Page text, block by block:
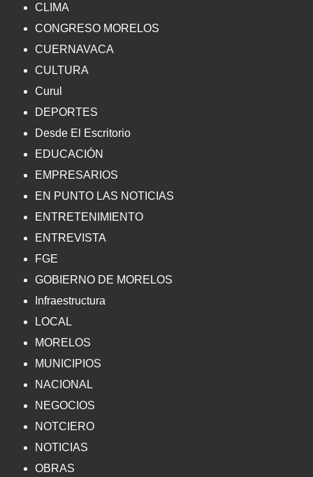
CLIMA
CONGRESO MORELOS
CUERNAVACA
CULTURA
Curul
DEPORTES
Desde El Escritorio
EDUCACIÓN
EMPRESARIOS
EN PUNTO LAS NOTICIAS
ENTRETENIMIENTO
ENTREVISTA
FGE
GOBIERNO DE MORELOS
Infraestructura
LOCAL
MORELOS
MUNICIPIOS
NACIONAL
NEGOCIOS
NOTCIERO
NOTICIAS
OBRAS